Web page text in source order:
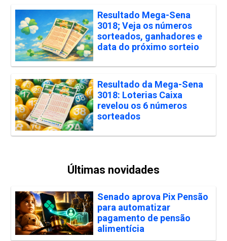
Resultado Mega-Sena
3018; Veja os números
sorteados, ganhadores e
data do próximo sorteio
Resultado da Mega-Sena
3018: Loterias Caixa
revelou os 6 números
sorteados
Últimas novidades
Senado aprova Pix Pensão
para automatizar
pagamento de pensão
alimentícia